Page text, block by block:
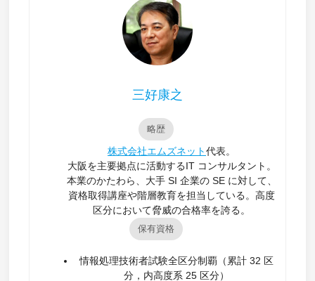
三好康之
略歴
株式会社エムズネット代表。
大阪を主要拠点に活動するIT コンサルタント。
本業のかたわら、大手 SI 企業の SE に対して、
資格取得講座や階層教育を担当している。高度
区分において脅威の合格率を誇る。
保有資格
情報処理技術者試験全区分制覇（累計 32 区
分，内高度系 25 区分）